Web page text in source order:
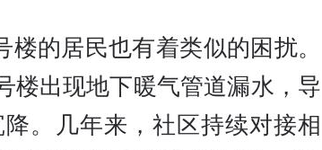
的居民也有着类似的困扰。
楼出现地下暖气管道漏水，导
。几年来，社区持续对接相